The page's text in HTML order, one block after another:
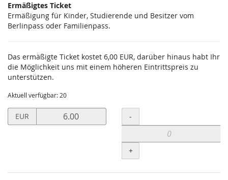
Ermäßigtes Ticket
Ermäßigung für Kinder, Studierende und Besitzer vom
Berlinpass oder Familienpass.
Das ermäßigte Ticket kostet 6,00 EUR, darüber hinaus habt Ihr
die Möglichkeit uns mit einem höheren Eintrittspreis zu
unterstützen.
Aktuell verfügbar: 20
Preis
in
setzen
EUR Menge
-
+